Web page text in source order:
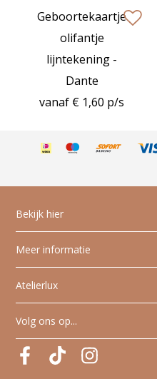
Geboortekaartje
olifantje
lijntekening -
Dante
vanaf € 1,60 p/s
Bekijk hier
Alle geboortekaartjes
Dieren geboortekaartjes
Skyline geboortekaartjes
Artistieke geboortekaartjes
Meer informatie
Tips & tricks
Papiersoorten
Glanzende folie
FAQ veelgestelde vragen
Atelierlux
Wie is Atelier Lux?
Volg ons op...
PinterestPinterest